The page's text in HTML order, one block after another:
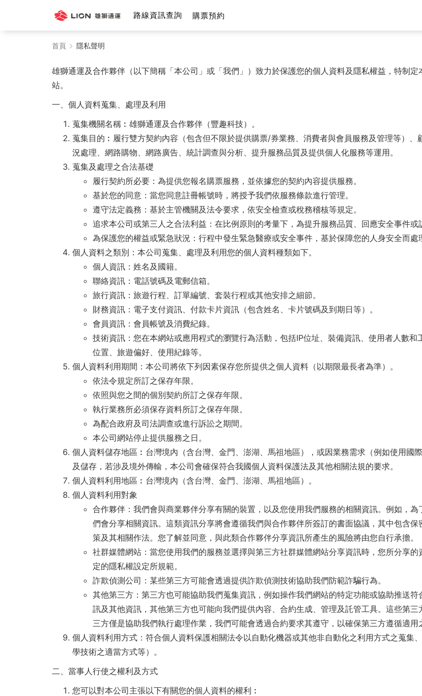
路線資訊查詢 購票預約
首頁 隱私聲明
雄獅通運及合作夥伴（以下簡稱「本公司」或「我們」）致力於保護您的個人資料及隱私權益，特制
站。
一、個人資料蒐集、處理及利用
蒐集機關名稱︰雄獅通運及合作夥伴（豐趣科技）。
蒐集目的︰履行雙方契約內容（包含但不限於提供購票/券業務、消費者與會員服務及管理等）
況處理、網路購物、網路廣告、統計調查與分析、提升服務品質及提供個人化服務等運用。
蒐集及處理之合法基礎
履行契約所必要：為提供您報名購票服務，並依據您的契約內容提供服務。
基於您的同意：當您同意註冊帳號時，將授予我們依服務條款進行管理。
遵守法定義務：基於主管機關及法令要求，依安全檢查或稅務稽核等規定。
追求本公司或第三人之合法利益：在比例原則的考量下，為提升服務品質、回應安全事件或
為保護您的權益或緊急狀況：行程中發生緊急醫療或安全事件，基於保障您的人身安全而處
個人資料之類別：本公司蒐集、處理及利用您的個人資料種類如下。
個人資訊：姓名及國籍。
聯絡資訊：電話號碼及電郵信箱。
旅行資訊：旅遊行程、訂單編號、套裝行程或其他安排之細節。
財務資訊：電子支付資訊、付款卡片資訊（包含姓名、卡片號碼及到期日等）。
會員資訊：會員帳號及消費紀錄。
技術資訊：您在本網站或應用程式的瀏覽行為活動，包括IP位址、裝備資訊、使用者人數
位置、旅遊偏好、使用紀錄等。
個人資料利用期間：本公司將依下列因素保存您所提供之個人資料（以期限最長者為準）。
依法令規定所訂之保存年限。
依照與您之間的個別契約所訂之保存年限。
執行業務所必須保存資料所訂之保存年限。
為配合政府及司法調查或進行訴訟之期間。
本公司網站停止提供服務之日。
個人資料儲存地區︰台灣境內（含台灣、金門、澎湖、馬祖地區），或因業務需求（例如使用國
及儲存，若涉及境外傳輸，本公司會確保符合我國個人資料保護法及其他相關法規的要求。
個人資料利用地區︰台灣境內（含台灣、金門、澎湖、馬祖地區）。
個人資料利用對象
合作夥伴：我們會與商業夥伴分享有關的裝置，以及您使用我們服務的相關資訊。例如，
們會分享相關資訊。這類資訊分享將會遵循我們與合作夥伴所簽訂的書面協議，其中包含
策及其相關作法。您了解並同意，與此類合作夥伴分享資訊所產生的風險將由您自行承擔。
社群媒體網站：當您使用我們的服務並選擇與第三方社群媒體網站分享資訊時，您所分享
定的隱私權設定所規範。
詐欺偵測公司：某些第三方可能會透過提供詐欺偵測技術協助我們防範詐騙行為。
其他第三方：第三方也可能協助我們蒐集資訊，例如操作我們網站的特定功能或協助推送
訊及其他資訊，其他第三方也可能向我們提供內容、合約生成、管理及託管工具。這些第
三方僅是協助我們執行處理作業，我們可能會透過合約要求其遵守，以確保第三方遵循適用
個人資料利用方式：符合個人資料保護相關法令以自動化機器或其他非自動化之利用方式之蒐集
學技術之適當方式等）。
二、當事人行使之權利及方式
您可以對本公司主張以下有關您的個人資料的權利︰